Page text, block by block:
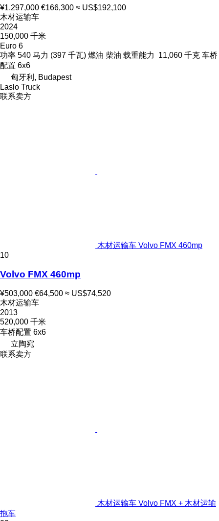
¥1,297,000 €166,300 ≈ US$192,100
木材运输车
2024
150,000 千米
Euro 6
功率 540 马力 (397 千瓦) 燃油 柴油 载重能力 11,060 千克 车桥
配置 6x6
匈牙利, Budapest
Laslo Truck
联系卖方
木材运输车 Volvo FMX 460mp
10
Volvo FMX 460mp
¥503,000 €64,500 ≈ US$74,520
木材运输车
2013
520,000 千米
车桥配置 6x6
立陶宛
联系卖方
木材运输车 Volvo FMX + 木材运输
拖车